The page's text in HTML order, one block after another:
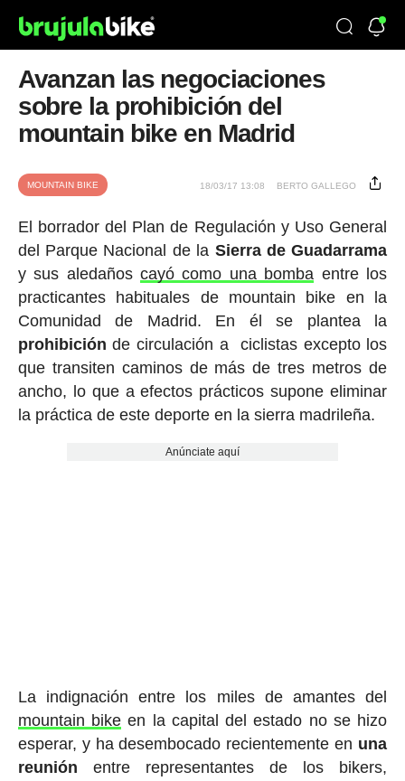
Avanzan las negociaciones
sobre la prohibición del
mountain bike en Madrid
MOUNTAIN BIKE 18/03/17 13:08 BERTO GALLEGO
El borrador del Plan de Regulación y Uso General
del Parque Nacional de la Sierra de Guadarrama
y sus aledañoscayó como una bomba entre los
practicantes habituales de mountain bike en la
Comunidad de Madrid. En él se plantea la
prohibición de circulación a ciclistas excepto los
que transiten caminos de más de tres metros de
ancho, lo que a efectos prácticos supone eliminar
la práctica de este deporte en la sierra madrileña.
Anúnciate aquí
La indignación entre los miles de amantes del
mountain bike en la capital del estado no se hizo
esperar, y ha desembocado recientemente en una
reunión entre representantes de los bikers,